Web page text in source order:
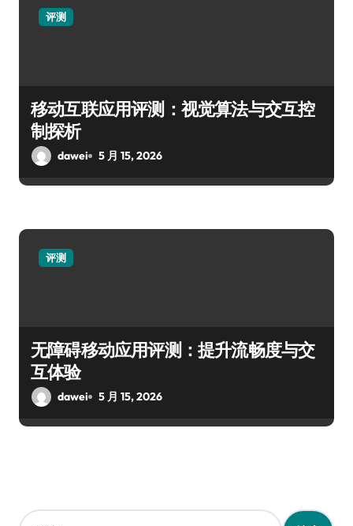
评测
移动互联应用评测：视觉算法与交互控
制探析
dawei 5 月 15, 2026
评测
无障碍移动应用评测：提升流畅度与交
互体验
dawei 5 月 15, 2026
搜